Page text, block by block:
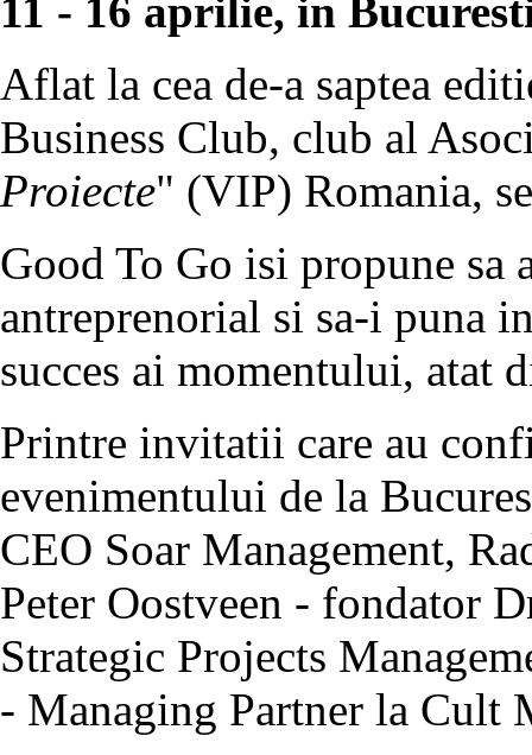
11 - 16 aprilie, in
Aflat la cea de-a saptea
Business Club, club al
Proiecte" (VIP) Romania,
Good To Go isi propune sa
antreprenorial si sa-i puna
succes ai momentului, atat
Printre invitatii care au
evenimentului de la
CEO Soar Management,
Peter Oostveen - fondator
Strategic Projects
- Managing Partner la Cult